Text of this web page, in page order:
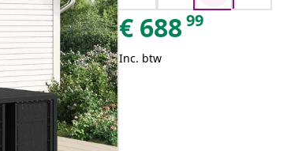
€ 68899
Inc. btw